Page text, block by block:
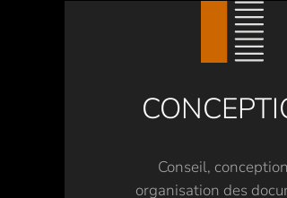
Conseil,
organisation des